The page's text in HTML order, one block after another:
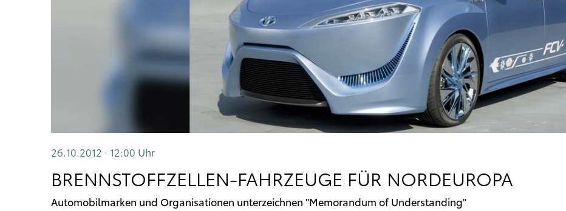
26.10.2012 · 12:00 Uhr
BRENNSTOFFZELLEN-FAHRZEUGE FÜR NORDEUROPA
Automobilmarken und Organisationen unterzeichnen "Memorandum of Understanding"